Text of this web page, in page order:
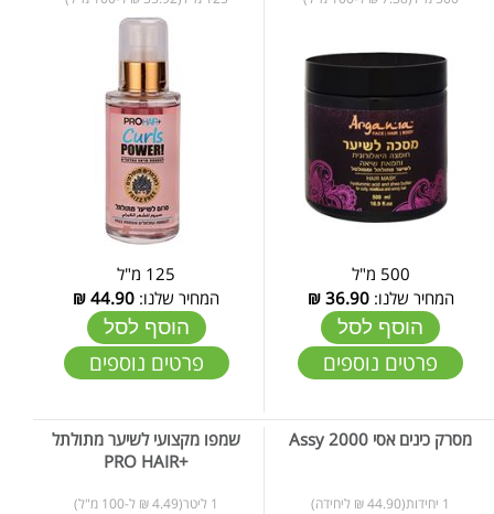
500 מ"ל
המחיר שלנו:36.90
₪
הוסף לסל
פרטים נוספים
125 מ"ל
המחיר שלנו: 44.90
₪
הוסף לסל
פרטים נוספים
מסרק כינים אסי 2000 Assy
1 יחידות(44.90 ₪ ליחידה)
שמפו מקצועי לשיער מתולתל
+PRO HAIR
1 ליטר(4.49 ₪ ל-100 מ"ל)